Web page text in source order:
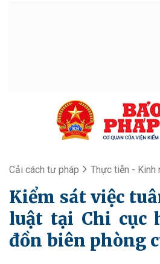
Cải cách tư pháp Thực tiễn - Kinh
Kiểm sát việc
luật tại Chi cục
đồn biên phòng